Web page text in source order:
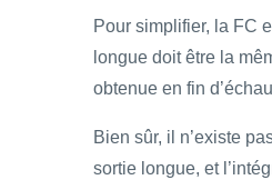
Pour simplifier, la FC
longue doit être la
obtenue en fin
Bien sûr, il n’existe
sortie longue, et